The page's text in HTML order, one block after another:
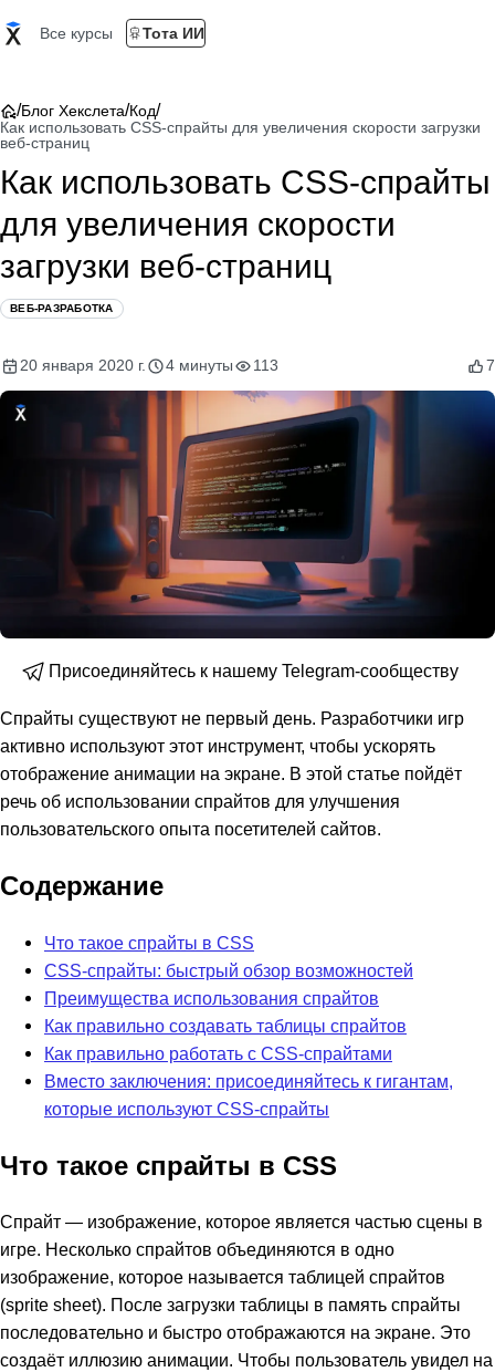
Все курсы Тота ИИ
/Блог Хекслета/Код/
Как использовать CSS-спрайты для увеличения скорости загрузки
веб-страниц
Как использовать CSS-спрайты
для увеличения скорости
загрузки веб-страниц
ВЕБ-РАЗРАБОТКА
20 января 2020 г. 4 минуты 113 7
Присоединяйтесь к нашему Telegram-сообществу
Спрайты существуют не первый день. Разработчики игр
активно используют этот инструмент, чтобы ускорять
отображение анимации на экране. В этой статье пойдёт
речь об использовании спрайтов для улучшения
пользовательского опыта посетителей сайтов.
Содержание
Что такое спрайты в CSS
CSS-спрайты: быстрый обзор возможностей
Преимущества использования спрайтов
Как правильно создавать таблицы спрайтов
Как правильно работать с CSS-спрайтами
Вместо заключения: присоединяйтесь к гигантам,
которые используют CSS-спрайты
Что такое спрайты в CSS
Спрайт — изображение, которое является частью сцены в
игре. Несколько спрайтов объединяются в одно
изображение, которое называется таблицей спрайтов
(sprite sheet). После загрузки таблицы в память спрайты
последовательно и быстро отображаются на экране. Это
создаёт иллюзию анимации. Чтобы пользователь увидел на